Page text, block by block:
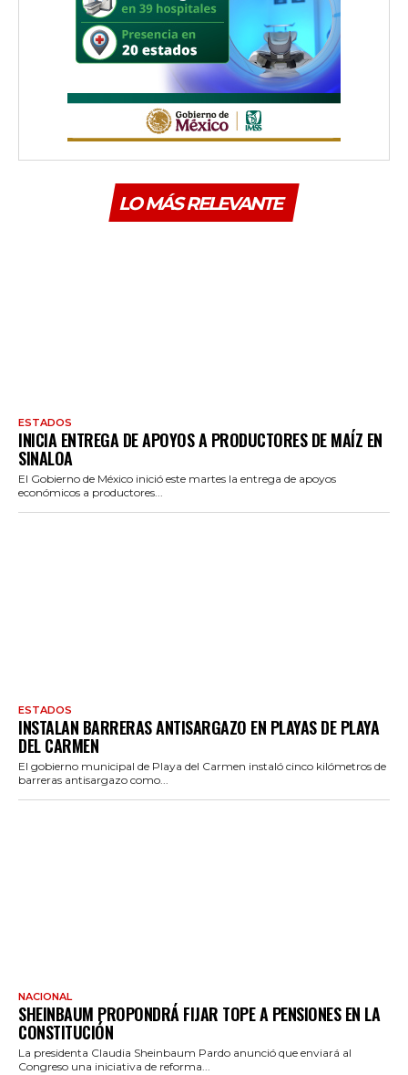
LO MÁS RELEVANTE
ESTADOS
INICIA ENTREGA DE APOYOS A PRODUCTORES DE MAÍZ EN
SINALOA
El Gobierno de México inició este martes la entrega de apoyos
económicos a productores...
ESTADOS
INSTALAN BARRERAS ANTISARGAZO EN PLAYAS DE PLAYA
DEL CARMEN
El gobierno municipal de Playa del Carmen instaló cinco kilómetros de
barreras antisargazo como...
NACIONAL
SHEINBAUM PROPONDRÁ FIJAR TOPE A PENSIONES EN LA
CONSTITUCIÓN
La presidenta Claudia Sheinbaum Pardo anunció que enviará al
Congreso una iniciativa de reforma...